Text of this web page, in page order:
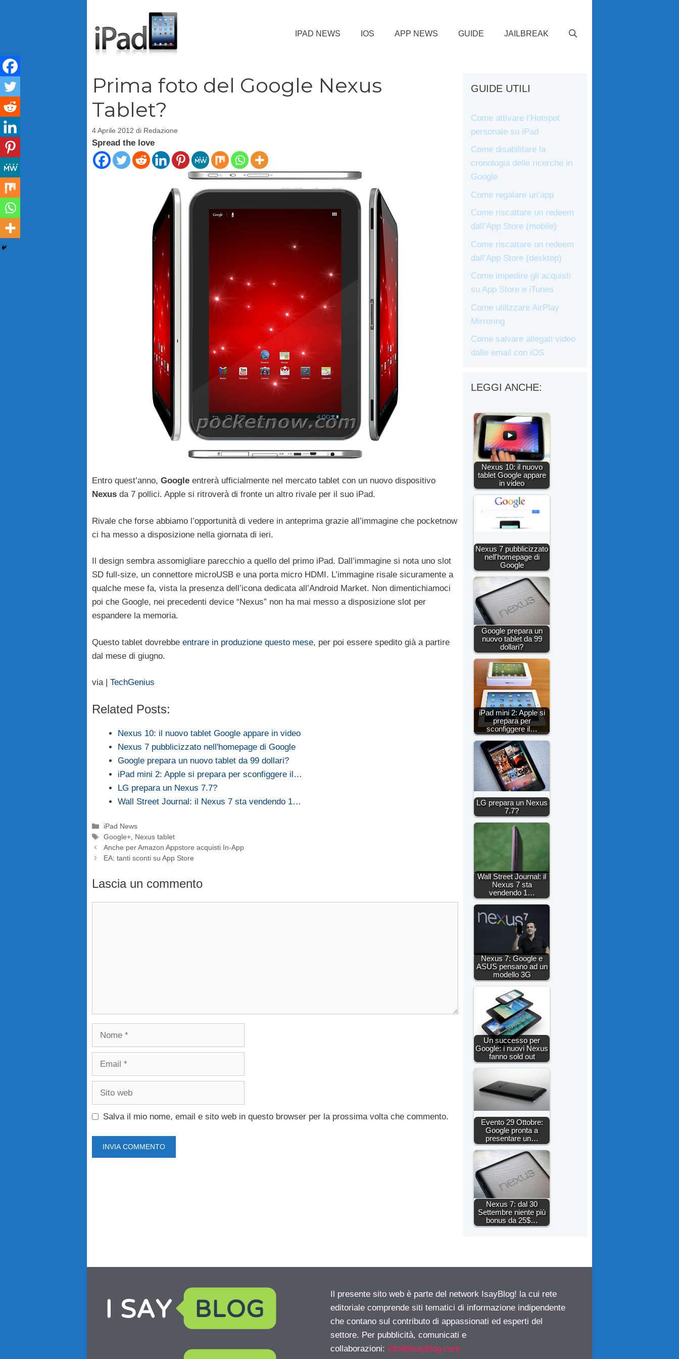
IPAD NEWS IOS APP NEWS GUIDE JAILBREAK
Prima foto del Google Nexus
Tablet?
4 Aprile 2012 di Redazione
Spread the love
Entro quest’anno, Google entrerà ufficialmente nel mercato tablet con un nuovo dispositivo
Nexus da 7 pollici. Apple si ritroverà di fronte un altro rivale per il suo iPad.
Rivale che forse abbiamo l’opportunità di vedere in anteprima grazie all’immagine che pocketnow
ci ha messo a disposizione nella giornata di ieri.
Il design sembra assomigliare parecchio a quello del primo iPad. Dall’immagine si nota uno slot
SD full-size, un connettore microUSB e una porta micro HDMI. L’immagine risale sicuramente a
qualche mese fa, vista la presenza dell’icona dedicata all’Android Market. Non dimentichiamoci
poi che Google, nei precedenti device “Nexus” non ha mai messo a disposizione slot per
espandere la memoria.
Questo tablet dovrebbe entrare in produzione questo mese, per poi essere spedito già a partire
dal mese di giugno.
via | TechGenius
Related Posts:
Nexus 10: il nuovo tablet Google appare in video
Nexus 7 pubblicizzato nell'homepage di Google
Google prepara un nuovo tablet da 99 dollari?
iPad mini 2: Apple si prepara per sconfiggere il…
LG prepara un Nexus 7.7?
Wall Street Journal: il Nexus 7 sta vendendo 1…
Categorie
iPad News
Tag
Google+, Nexus tablet
Anche per Amazon Appstore acquisti In-App
EA: tanti sconti su App Store
Lascia un commento
Nome
Email
Sito
Salva il mio nome, email e sito web in questo browser per la prossima volta che commento.
GUIDE UTILI
Come attivare l’Hotspot
personale su iPad
Come disabilitare la
cronologia delle ricerche in
Google
Come regalare un’app
Come riscattare un redeem
dall’App Store (mobile)
Come riscattare un redeem
dall’App Store (desktop)
Come impedire gli acquisti
su App Store e iTunes
Come utilizzare AirPlay
Mirroring
Come salvare allegati video
dalle email con iOS
LEGGI ANCHE:
Nexus 10: il nuovo
tablet Google appare
in video
Nexus 7 pubblicizzato
nell'homepage di
Google
Google prepara un
nuovo tablet da 99
dollari?
iPad mini 2: Apple si
prepara per
sconfiggere il…
LG prepara un Nexus
7.7?
Wall Street Journal: il
Nexus 7 sta
vendendo 1…
Nexus 7: Google e
ASUS pensano ad un
modello 3G
Un successo per
Google: i nuovi Nexus
fanno sold out
Evento 29 Ottobre:
Google pronta a
presentare un…
Nexus 7: dal 30
Settembre niente più
bonus da 25$…
Il presente sito web è parte del network IsayBlog! la cui rete
editoriale comprende siti tematici di informazione indipendente
che contano sul contributo di appassionati ed esperti del
settore. Per pubblicità, comunicati e
collaborazioni: info@isayblog.com